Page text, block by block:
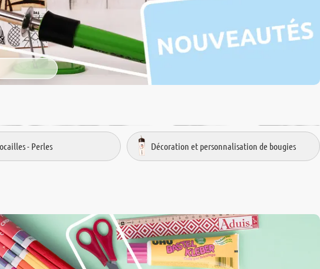
- Perles Décoration et personnalisation de bougies